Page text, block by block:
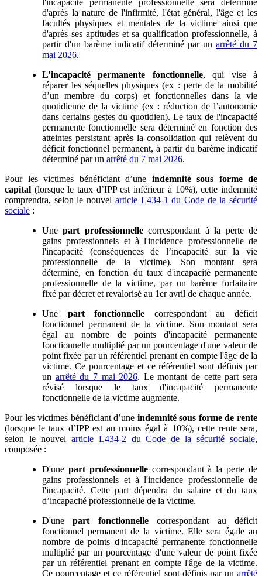
d'après la nature de l'infirmité, l'état général, l'âge et les
facultés physiques et mentales de la victime ainsi que
d'après ses aptitudes et sa qualification professionnelle, à
partir d'un barème indicatif déterminé par un arrêté du 7
mai 2026.
L’incapacité permanente fonctionnelle, qui vise à
réparer les séquelles physiques (ex : perte de la mobilité
d’un membre du corps) et fonctionnelles dans la vie
quotidienne de la victime (ex : réduction de l’autonomie
dans certains gestes du quotidien). Le taux de l'incapacité
permanente fonctionnelle sera déterminé en fonction des
atteintes persistant après la consolidation qui relèvent du
déficit fonctionnel permanent, à partir du barème indicatif
déterminé par un arrêté du 7 mai 2026.
Pour les victimes bénéficiant d’une indemnité sous forme de
capital (lorsque le taux d’IPP est inférieur à 10%), cette indemnité
comprendra, selon le nouvel article L434-1 du Code de la sécurité
sociale :
Unepart professionnellecorrespondant à la perte de
gains professionnels et à l'incidence professionnelle de
l'incapacité (conséquences de l’incapacité sur la vie
professionnelle de la victime). Son montant sera
déterminé, en fonction du taux d'incapacité permanente
professionnelle de la victime, par un barème forfaitaire
fixé par décret et revalorisé au 1er avril de chaque année.
Une part fonctionnelle correspondant au déficit
fonctionnel permanent de la victime. Son montant sera
égal au nombre de points d'incapacité permanente
fonctionnelle multiplié par un pourcentage d'une valeur de
point fixée par un référentiel prenant en compte l'âge de la
victime. Ce pourcentage et ce référentiel sont définis par
un arrêté du 7 mai 2026. Le montant de cette part sera
révisé lorsque le taux d'incapacité permanente
fonctionnelle de la victime augmente.
Pour les victimes bénéficiant d’une indemnité sous forme de rente
(lorsque le taux d’IPP est au moins égal à 10%), cette rente sera,
selon le nouvel article L434-2 du Code de la sécurité sociale,
composée :
D'une part professionnellecorrespondant à la perte de
gains professionnels et à l'incidence professionnelle de
l'incapacité. Cette part dépendra du salaire et du taux
d’incapacité professionnelle de la victime.
D'unepart fonctionnellecorrespondant au déficit
fonctionnel permanent de la victime. Elle sera égale au
nombre de points d'incapacité permanente fonctionnelle
multiplié par un pourcentage d'une valeur de point fixée
par un référentiel prenant en compte l'âge de la victime.
Ce pourcentage et ce référentiel sont définis par un arrêté